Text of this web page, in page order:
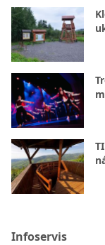
Infoservis